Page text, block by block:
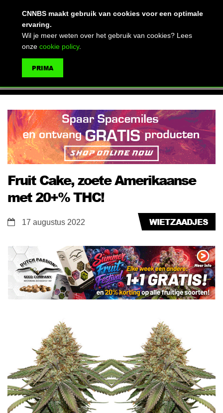
Fruit Cake, zoete Amerikaanse
met 20+% THC!
WIETZAADJES
17 augustus 2022
CNNBS maakt gebruik van cookies voor een optimale
ervaring.
Wil je meer weten over het gebruik van cookies? Lees
onze cookie policy.
PRIMA